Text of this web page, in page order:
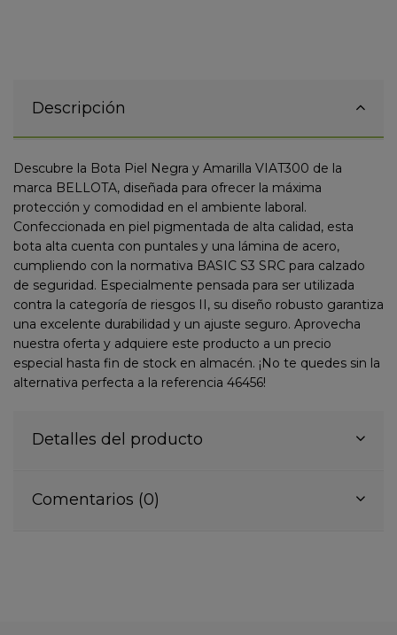
Descripción
Descubre la Bota Piel Negra y Amarilla VIAT300 de la
marca BELLOTA, diseñada para ofrecer la máxima
protección y comodidad en el ambiente laboral.
Confeccionada en piel pigmentada de alta calidad, esta
bota alta cuenta con puntales y una lámina de acero,
cumpliendo con la normativa BASIC S3 SRC para calzado
de seguridad. Especialmente pensada para ser utilizada
contra la categoría de riesgos II, su diseño robusto garantiza
una excelente durabilidad y un ajuste seguro. Aprovecha
nuestra oferta y adquiere este producto a un precio
especial hasta fin de stock en almacén. ¡No te quedes sin la
alternativa perfecta a la referencia 46456!
Detalles del producto
Comentarios (0)